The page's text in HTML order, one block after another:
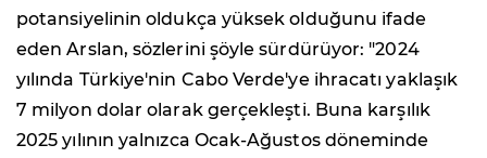
potansiyelinin oldukça yüksek olduğunu ifade
eden Arslan, sözlerini şöyle sürdürüyor: "2024
yılında Türkiye'nin Cabo Verde'ye ihracatı yaklaşık
7 milyon dolar olarak gerçekleşti. Buna karşılık
2025 yılının yalnızca Ocak-Ağustos döneminde